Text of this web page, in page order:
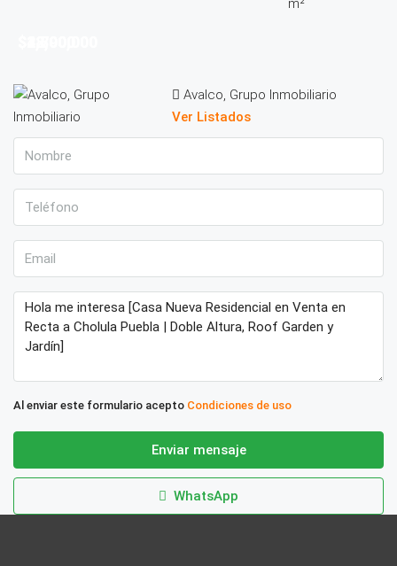
m²
Avalco, Grupo Inmobiliario
Ver Listados
Al enviar este formulario acepto Condiciones de uso
Enviar mensaje
WhatsApp